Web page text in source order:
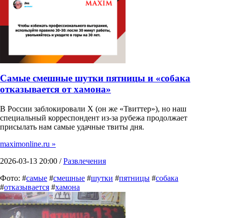
Самые смешные шутки пятницы и «собака
отказывается от хамона»
В России заблокировали X (он же «Твиттер»), но наш
специальный корреспондент из-за рубежа продолжает
присылать нам самые удачные твиты дня.
maximonline.ru »
2026-03-13 20:00 /Развлечения
Фото: #самые #смешные #шутки #пятницы #собака
#отказывается #хамона